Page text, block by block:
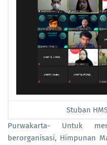
Stuban
Purwakarta- Untuk
berorganisasi, Himpunan